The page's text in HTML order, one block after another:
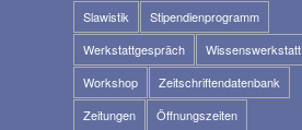
Slawistik
Stipendienprogramm
Werkstattgespräch
Wissenswerkstatt
Workshop
Zeitschriftendatenbank
Zeitungen
Öffnungszeiten